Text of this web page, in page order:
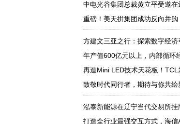
中电光谷集团总裁黄立平受邀
重磅！美天拼集团成功反向并购
方建文三亚之行：探索数字经
年产值600亿元以上，内部循环
再造Mini LED技术天花板！
致敬时代同行者，期待与你共
泓泰新能源在辽宁当代交易所挂
打造全行业最强交互方式，海信